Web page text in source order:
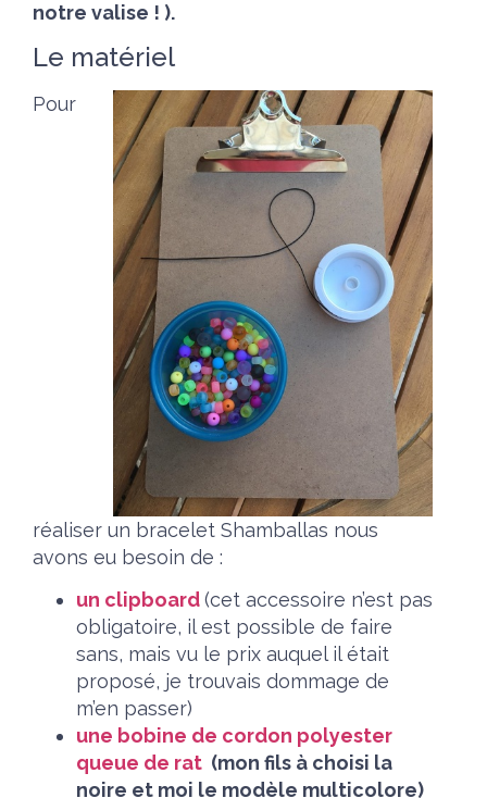
notre valise ! ).
Le matériel
Pour
réaliser un bracelet Shamballas nous
avons eu besoin de :
un clipboard(cet accessoire n’est pas
obligatoire, il est possible de faire
sans, mais vu le prix auquel il était
proposé, je trouvais dommage de
m’en passer)
une bobine de cordon polyester
queue de rat (mon fils à choisi la
noire et moi le modèle multicolore)